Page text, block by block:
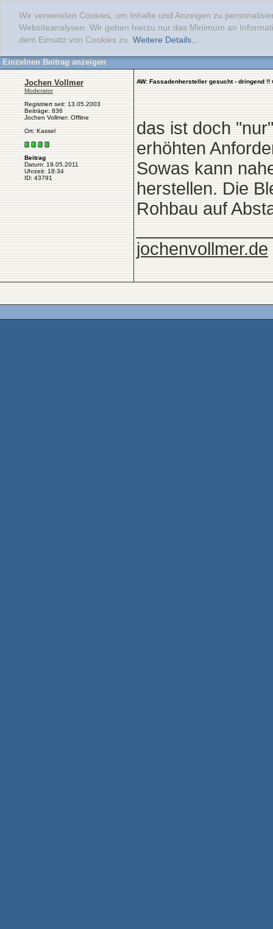
Wir verwenden Cookies, um Inhalte und Anzeigen zu
Websiteanalysen. Wir geben hierzu nur das Minimum an
dem Einsatz von Cookies zu. Weitere Details...
Einzelnen Beitrag anzeigen
Jochen Vollmer
Moderator
Registriert seit: 13.05.2003
Beiträge: 836
Jochen Vollmer: Offline
Ort: Kassel
Beitrag
Datum: 19.05.2011
Uhrzeit: 18:34
ID: 43791
AW: Fassadenhersteller gesucht - dringend !!
das ist doch
erhöhten
Sowas kann
herstellen. Die
Rohbau auf
jochenvollmer.de